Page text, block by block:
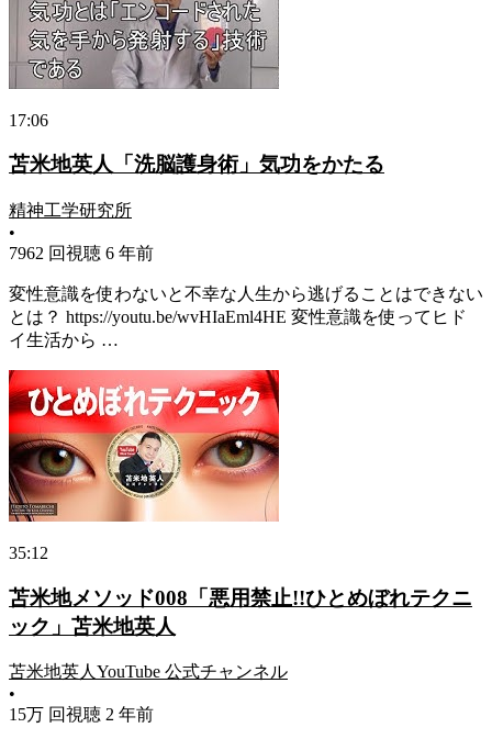
17:06
苫米地英人「洗脳護身術」気功をかたる
精神工学研究所
•
7962 回視聴 6 年前
変性意識を使わないと不幸な人生から逃げることはできない
とは？ https://youtu.be/wvHIaEml4HE 変性意識を使ってヒド
イ生活から …
35:12
苫米地メソッド008「悪用禁止!!ひとめぼれテクニ
ック」苫米地英人
苫米地英人YouTube 公式チャンネル
•
15万 回視聴 2 年前